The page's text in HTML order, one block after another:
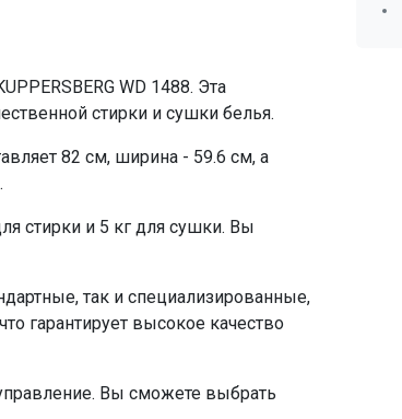
WD 1488. Эта
стирки и сушки белья.
82 см, ширина - 59.6 см, а
стирки и 5 кг для сушки. Вы
так и специализированные,
гарантирует высокое качество
Вы сможете выбрать